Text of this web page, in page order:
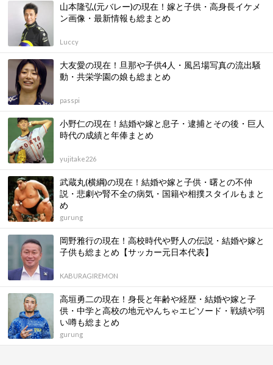
山本隆弘(元バレー)の現在！嫁と子供・高身長イケメ
ン画像・最新情報も総まとめ
Luccy
大友愛の現在！旦那や子供4人・風呂場写真の流出騒
動・共栄学園の娘も総まとめ
passpi
小野仁の現在！結婚や嫁と息子・逮捕とその後・巨人
時代の成績と年俸まとめ
yujitake226
武蔵丸(横綱)の現在！結婚や嫁と子供・曙との不仲
説・悲劇や腎不全の病気・国籍や相撲スタイルもまと
め
gurung
岡野雅行の現在！高校時代や野人の伝説・結婚や嫁と
子供も総まとめ【サッカー元日本代表】
KABURAGIREMON
高垣勇二の現在！身長と年齢や経歴・結婚や嫁と子
供・中学と高校の地元やんちゃエピソード・戦績や弱
い噂も総まとめ
gurung